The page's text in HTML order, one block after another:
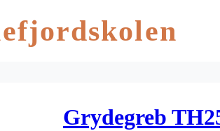
Grydegreb